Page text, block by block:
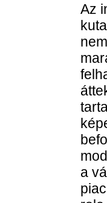
Az
a